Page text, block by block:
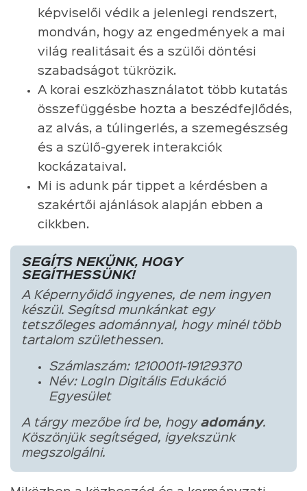
képviselői védik a jelenlegi rendszert,
mondván, hogy az engedmények a mai
világ realitásait és a szülői döntési
szabadságot tükrözik.
A korai eszközhasználatot több kutatás
összefüggésbe hozta a beszédfejlődés,
az alvás, a túlingerlés, a szemegészség
és a szülő-gyerek interakciók
kockázataival.
Mi is adunk pár tippet a kérdésben a
szakértői ajánlások alapján ebben a
cikkben.
SEGÍTS NEKÜNK, HOGY
SEGÍTHESSÜNK!
A Képernyőidő ingyenes, de nem ingyen
készül. Segítsd munkánkat egy
tetszőleges adománnyal, hogy minél több
tartalom születhessen.
Számlaszám: 12100011-19129370
Név: LogIn Digitális Edukáció
Egyesület
A tárgy mezőbe írd be, hogy adomány.
Köszönjük segítséged, igyekszünk
megszolgálni.